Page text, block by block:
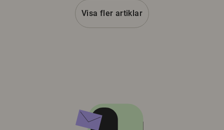
Visa fler artiklar